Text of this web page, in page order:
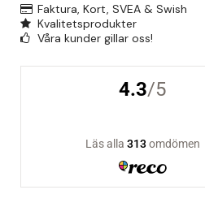
Faktura, Kort, SVEA & Swish
Kvalitetsprodukter
Våra kunder gillar oss!